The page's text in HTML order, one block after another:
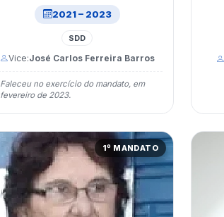
2021 – 2023
SDD
Vice:José Carlos Ferreira Barros
Faleceu no exercício do mandato, em
fevereiro de 2023.
1º MANDATO